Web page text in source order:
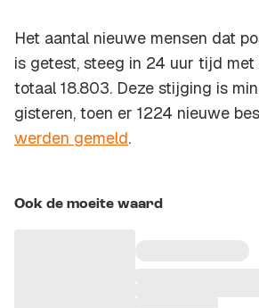
Het aantal nieuwe mensen dat
is getest, steeg in 24 uur tijd
totaal 18.803. Deze stijging is
gisteren, toen er 1224 nieuwe
werden gemeld.
Ook de moeite waard